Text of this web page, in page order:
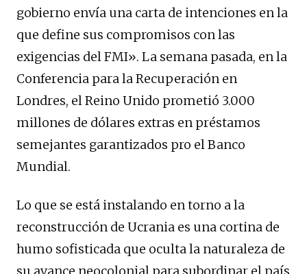
gobierno envía una carta de intenciones en la
que define sus compromisos con las
exigencias del FMI». La semana pasada, en la
Conferencia para la Recuperación en
Londres, el Reino Unido prometió 3.000
millones de dólares extras en préstamos
semejantes garantizados pro el Banco
Mundial.
Lo que se está instalando en torno a la
reconstrucción de Ucrania es una cortina de
humo sofisticada que oculta la naturaleza de